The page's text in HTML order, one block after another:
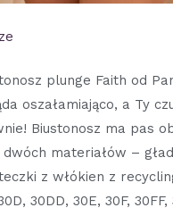
plunge Faith od
oszałamiająco, a Ty
Biustonosz ma pas
dwóch materiałów –
z włókien z
30DD, 30E, 30F, 30FF,